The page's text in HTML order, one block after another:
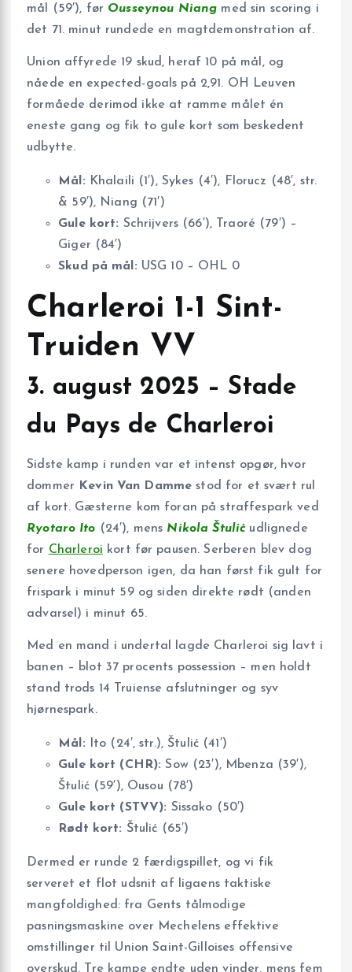
mål (59′), før Ousseynou Niang med sin scoring i
det 71. minut rundede en magtdemonstration af.
Union affyrede 19 skud, heraf 10 på mål, og
nåede en expected-goals på 2,91. OH Leuven
formåede derimod ikke at ramme målet én
eneste gang og fik to gule kort som beskedent
udbytte.
Mål: Khalaili (1′), Sykes (4′), Florucz (48′, str.
& 59′), Niang (71′)
Gule kort: Schrijvers (66′), Traoré (79′) –
Giger (84′)
Skud på mål: USG 10 – OHL 0
Charleroi 1-1 Sint-
Truiden VV
3. august 2025 – Stade
du Pays de Charleroi
Sidste kamp i runden var et intenst opgør, hvor
dommer
Kevin Van Damme stod for et svært rul
af kort. Gæsterne kom foran på straffespark ved
Ryotaro Ito (24′), mens Nikola Štulićudlignede
for Charleroi kort før pausen. Serberen blev dog
senere hovedperson igen, da han først fik gult for
frispark i minut 59 og siden direkte rødt (anden
advarsel) i minut 65.
Med en mand i undertal lagde Charleroi sig lavt i
banen – blot 37 procents possession – men holdt
stand trods 14 Truiense afslutninger og syv
hjørnespark.
Mål: Ito (24′, str.), Štulić (41′)
Gule kort (CHR): Sow (23′), Mbenza (39′),
Štulić (59′), Ousou (78′)
Gule kort (STVV): Sissako (50′)
Rødt kort: Štulić (65′)
Dermed er runde 2 færdigspillet, og vi fik
serveret et flot udsnit af ligaens taktiske
mangfoldighed: fra Gents tålmodige
pasningsmaskine over Mechelens effektive
omstillinger til Union Saint-Gilloises offensive
overskud. Tre kampe endte uden vinder, mens fem